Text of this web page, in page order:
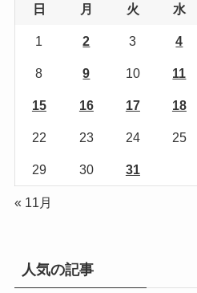
日 月 火 水
1 2 3 4
8 9 10 11
15 16 17 18
22 23 24 25
29 30 31
« 11月
人気の記事